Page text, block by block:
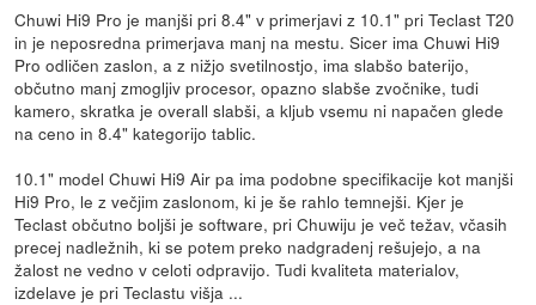
Chuwi Hi9 Pro je manjši pri 8.4" v primerjavi z 10.1" pri Teclast T20
in je neposredna primerjava manj na mestu. Sicer ima Chuwi Hi9
Pro odličen zaslon, a z nižjo svetilnostjo, ima slabšo baterijo,
občutno manj zmogljiv procesor, opazno slabše zvočnike, tudi
kamero, skratka je overall slabši, a kljub vsemu ni napačen glede
na ceno in 8.4" kategorijo tablic.
10.1" model Chuwi Hi9 Air pa ima podobne specifikacije kot manjši
Hi9 Pro, le z večjim zaslonom, ki je še rahlo temnejši. Kjer je
Teclast občutno boljši je software, pri Chuwiju je več težav, včasih
precej nadležnih, ki se potem preko nadgradenj rešujejo, a na
žalost ne vedno v celoti odpravijo. Tudi kvaliteta materialov,
izdelave je pri Teclastu višja ...